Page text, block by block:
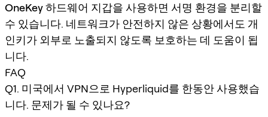
OneKey 하드웨어 지갑을 사용하면 서명 환경을 분리할
수 있습니다. 네트워크가 안전하지 않은 상황에서도 개
인키가 외부로 노출되지 않도록 보호하는 데 도움이 됩
니다.
FAQ
Q1. 미국에서 VPN으로 Hyperliquid를 한동안 사용했습
니다. 문제가 될 수 있나요?